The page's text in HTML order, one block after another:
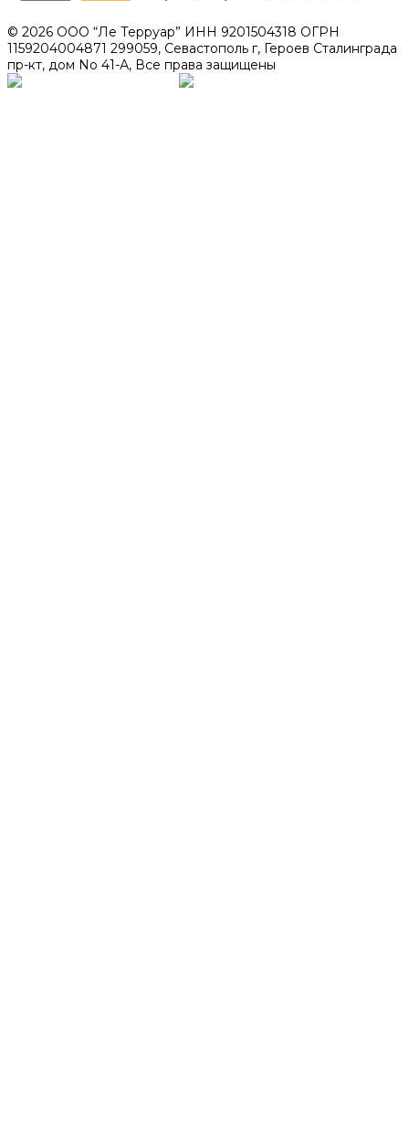
© 2026 ООО “Ле Терруар” ИНН 9201504318 ОГРН
1159204004871 299059, Севастополь г, Героев Сталинграда
пр-кт, дом No 41-А, Все права защищены